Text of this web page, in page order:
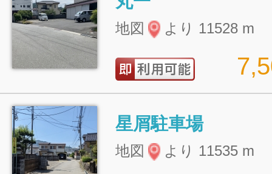
地図 より 11528 m
星屑駐車場
地図 より 11535 m